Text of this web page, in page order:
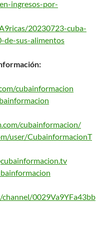
ingresos-por-
20230723-cuba-
de-sus-alimentos
cubainformacion
cubainformacion/
user/CubainformacionT
0029Va9YFa43bb